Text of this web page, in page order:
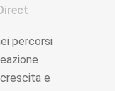
percorsi
crescita e